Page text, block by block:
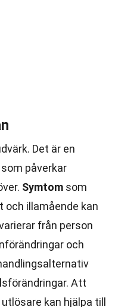
Det är en
påverkar
Symtom som
och illamående kan
från person
och
Att
kan hjälpa till